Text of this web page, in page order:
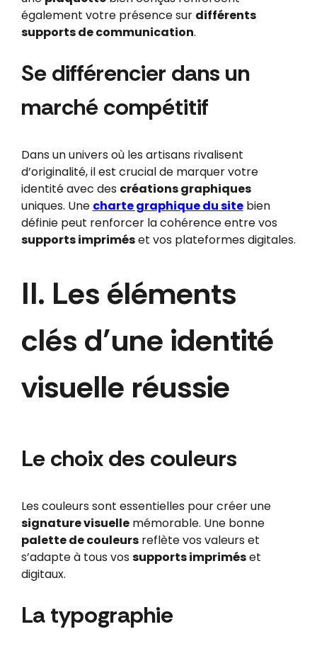
également votre présence sur différents
supports de communication.
Se différencier dans un
marché compétitif
Dans un univers où les artisans rivalisent
d’originalité, il est crucial de marquer votre
identité avec des créations graphiques
uniques. Une charte graphique du sitebien
définie peut renforcer la cohérence entre vos
supports impriméset vos plateformes digitales.
II. Les éléments
clés d’une identité
visuelle réussie
Le choix des couleurs
Les couleurs sont essentielles pour créer une
signature visuellemémorable. Une bonne
palette de couleursreflète vos valeurs et
s’adapte à tous vossupports impriméset
digitaux.
La typographie